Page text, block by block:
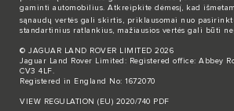
gaminti automobilius. Atkreipkite dėmesį, kad
sąnaudų vertės gali skirtis, priklausomai nuo
standartinius ratlankius, mažiausios vertės gali būti
© JAGUAR LAND ROVER LIMITED 2026
Jaguar Land Rover Limited: Registered office: Abbey
CV3 4LF.
Registered in England No: 1672070
VIEW REGULATION (EU) 2020/740 PDF